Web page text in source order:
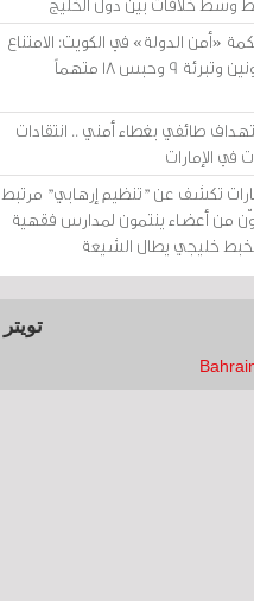
«أمن الدولة» في الكويت: الامتناع
عن معاقبة 109 مدونين وتبرئة 9 وحبس 18 متهماً
طائفي بغطاء أمني .. انتقادات
في الإمارات
تكشف عن "تنظيم إرهابي" مرتبط
من أعضاء ينتمون لمدارس فقهية
خليجي يطال الشيعة
تويتر